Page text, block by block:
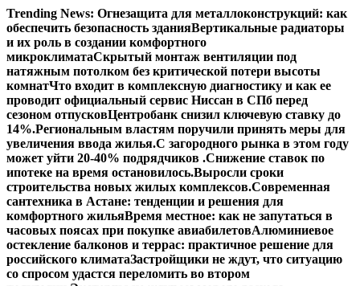
Перейти
к
содержимому
Trending News: Огнезащита для металлоконструкций: как
обеспечить безопасность зданияВертикальные радиаторы
и их роль в создании комфортного
микроклиматаСкрытый монтаж вентиляции под
натяжным потолком без критической потери высоты
комнатЧто входит в комплексную диагностику и как ее
проводит официальный сервис Ниссан в СПб перед
сезоном отпусковЦентробанк снизил ключевую ставку до
14%.Региональным властям поручили принять меры для
увеличения ввода жилья.С загородного рынка в этом году
может уйти 20-40% подрядчиков .Снижение ставок по
ипотеке на время остановилось.Выросли сроки
строительства новых жилых комплексов.Современная
сантехника в Астане: тенденции и решения для
комфортного жильяВремя местное: как не запутаться в
часовых поясах при покупке авиабилетовАлюминиевое
остекление балконов и террас: практичное решение для
российского климатаЗастройщики не ждут, что ситуацию
со спросом удастся переломить во втором